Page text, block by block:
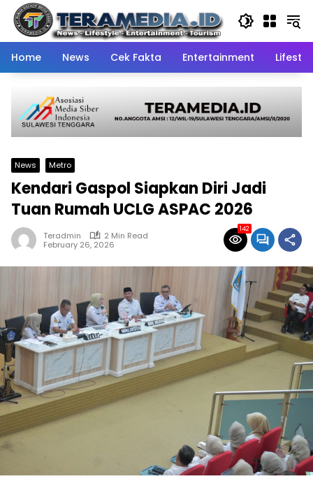
Skip
content
Home
News Cek Fakta Entertainment
News Metro
Kendari Gaspol Siapkan Diri Jadi
Tuan Rumah UCLG ASPAC 2026
Teradmin
2 Min Read
February 26, 2026
142